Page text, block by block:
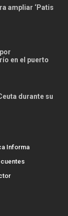
ampliar ‘Patis
en el puerto
durante su
Informa